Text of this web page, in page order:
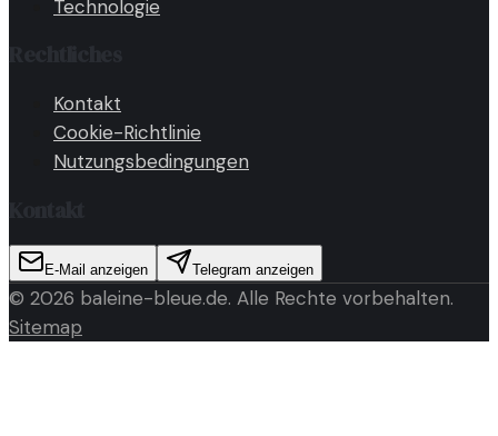
Technologie
Kontakt
Cookie-Richtlinie
Nutzungsbedingungen
E-Mail anzeigen Telegram anzeigen
© 2026 baleine-bleue.de. Alle Rechte vorbehalten.
Sitemap